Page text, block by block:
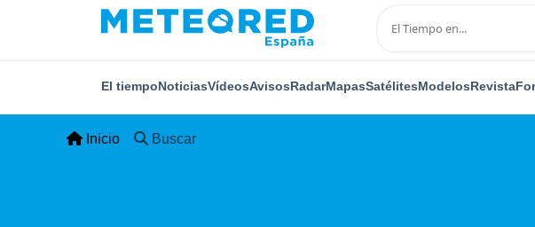
El tiempoNoticiasVídeosAvisosRadarMapasSatélitesModelosRevista
Inicio Buscar